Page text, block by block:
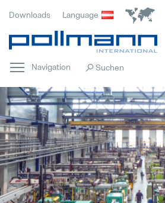
Downloads Language
Navigation